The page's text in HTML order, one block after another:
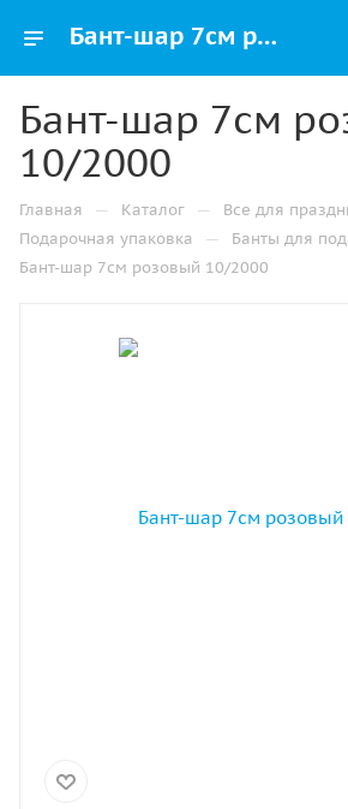
Бант-шар 7см розовый 10/2000 оптом и в розницу в Челябинске, цены в каталоге с доставкой
Бант-шар 7см
10/2000
Главная — Каталог — Все для
Подарочная упаковка — Банты для
Бант-шар 7см розовый 10/2000